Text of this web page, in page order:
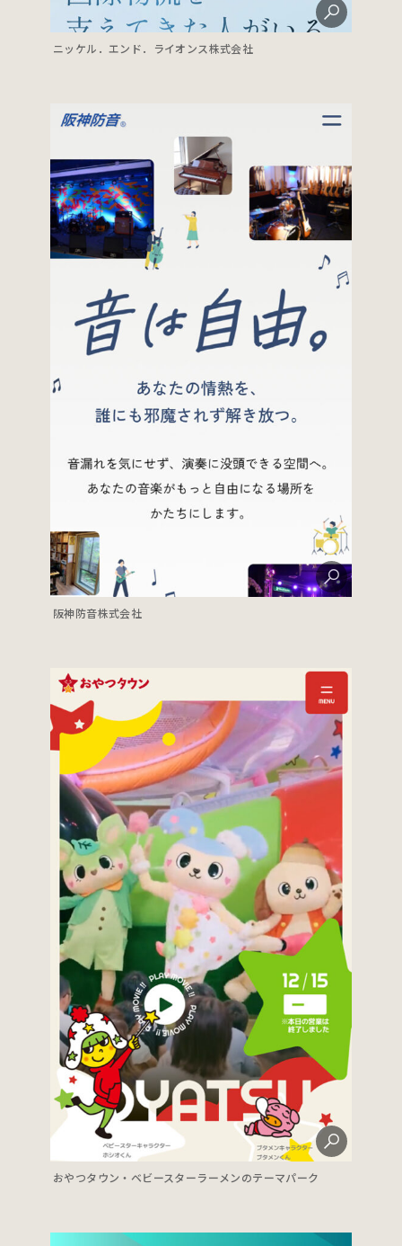
ニッケル．エンド．ライオンス株式会社
阪神防音株式会社
おやつタウン・ベビースターラーメンのテーマパーク